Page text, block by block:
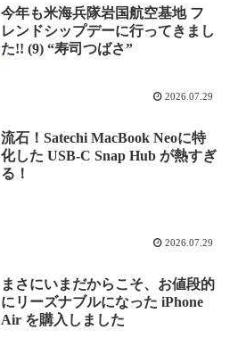
今年も米海兵隊岩国航空基地 フ
レンドシップデーに行ってきまし
た!! (9) “寿司つばさ”
2026.07.29
流石！Satechi MacBook Neoに特
化した USB-C Snap Hub が熱すぎ
る！
2026.07.29
まさにいまだからこそ、お値段的
にリーズナブルになった iPhone
Air を購入しました